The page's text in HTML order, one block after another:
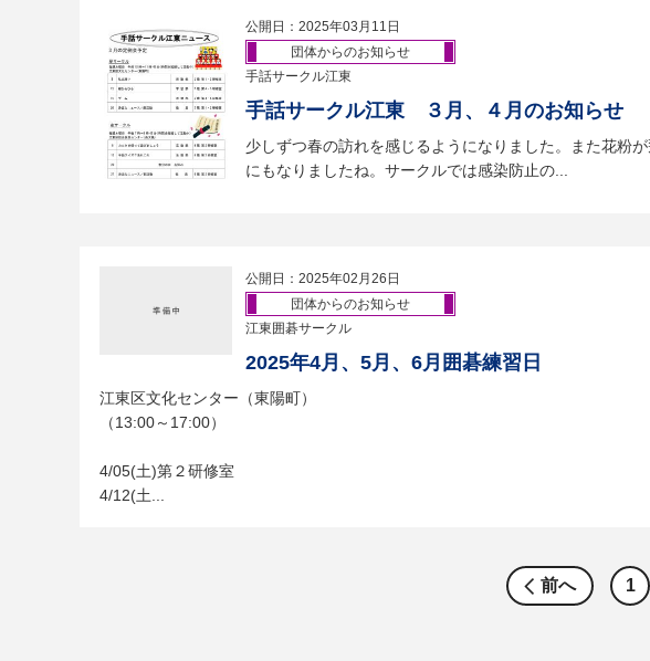
公開日：2025年03月11日
団体からのお知らせ
手話サークル江東
手話サークル江東 ３月、４月のお知らせ
少しずつ春の訪れを感じるようになりました。また花粉
にもなりましたね。サークルでは感染防止の...
公開日：2025年02月26日
団体からのお知らせ
江東囲碁サークル
2025年4月、5月、6月囲碁練習日
江東区文化センター（東陽町）
（13:00～17:00）
4/05(土)第２研修室
4/12(土...
前へ 1